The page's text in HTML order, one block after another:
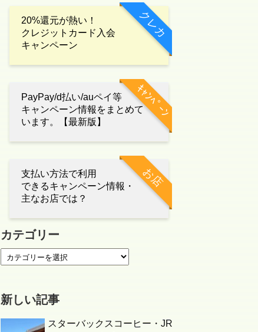
クレカ
20%還元が熱い！
クレジットカード入会
キャンペーン
ｷｬﾝﾍﾟｰﾝ
PayPay/d払い/auペイ等
キャンペーン情報をまとめて
います。【最新版】
お店
支払い方法で利用
できるキャンペーン情報・
主なお店では？
カテゴリー
新しい記事
スターバックスコーヒー・JR